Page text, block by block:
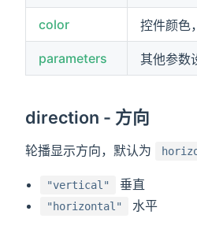
color 控件颜色
parameters 其他参数
direction - 方向
轮播显示方向，默认为
"vertical" 垂直
"horizontal" 水平